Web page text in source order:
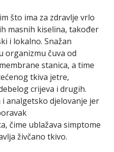
što ima za zdravlje vrlo
masnih kiselina, također
i lokalno. Snažan
organizmu čuva od
stanica, a time
tkiva jetre,
crijeva i drugih.
analgetsko djelovanje jer
čime ublažava simptome
živčano tkivo.